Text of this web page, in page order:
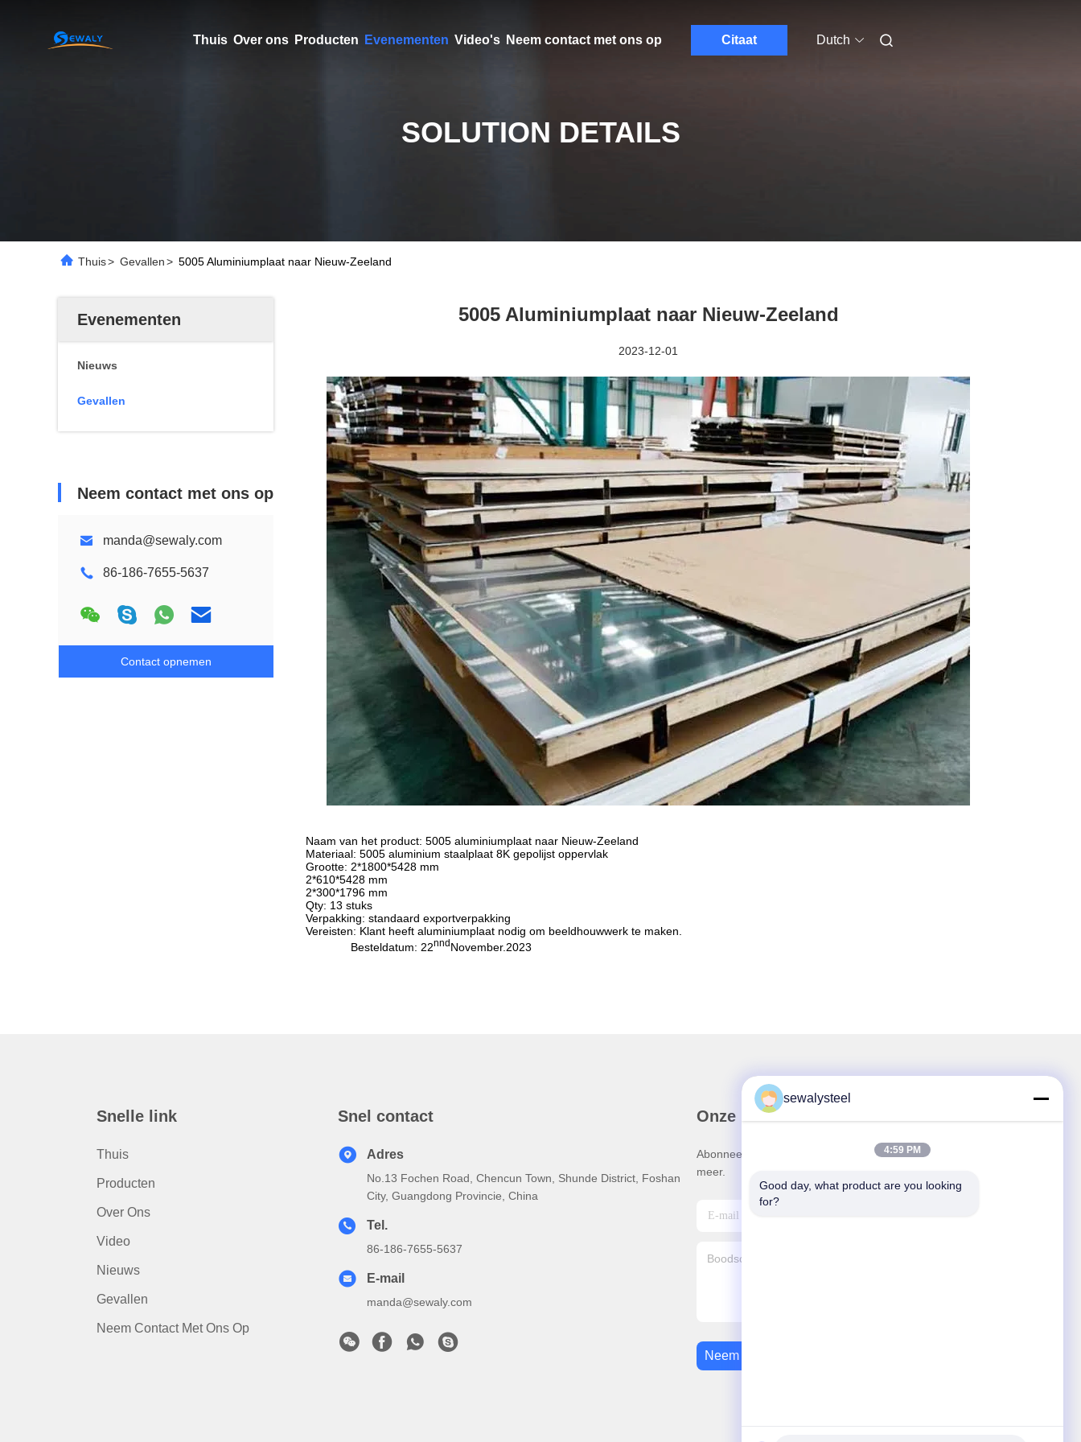
Thuis Over ons Producten Evenementen Video's Neem contact met ons op Citaat Dutch
SOLUTION DETAILS
Thuis> Gevallen> 5005 Aluminiumplaat naar Nieuw-Zeeland
Evenementen
Nieuws
Gevallen
Neem contact met ons op
manda@sewaly.com
86-186-7655-5637
Contact opnemen
5005 Aluminiumplaat naar Nieuw-Zeeland
2023-12-01
Naam van het product: 5005 aluminiumplaat naar Nieuw-Zeeland
Materiaal: 5005 aluminium staalplaat 8K gepolijst oppervlak
Grootte: 2*1800*5428 mm
2*610*5428 mm
2*300*1796 mm
Qty: 13 stuks
Verpakking: standaard exportverpakking
Vereisten: Klant heeft aluminiumplaat nodig om beeldhouwwerk te maken.
Besteldatum: 22nndNovember.2023
Snelle link
Thuis
Producten
Over Ons
Video
Nieuws
Gevallen
Neem Contact Met Ons Op
Snel contact
Adres
No.13 Fochen Road, Chencun Town, Shunde District, Foshan
City, Guangdong Provincie, China
Tel.
86-186-7655-5637
E-mail
manda@sewaly.com
Onze Nieuwsbrief
Abonneer u op onze nieuwsbrief voor kortingen en
meer.
Neem Contact Met Ons Op
sewalysteel
4:59 PM
Good day, what product are you looking
for?